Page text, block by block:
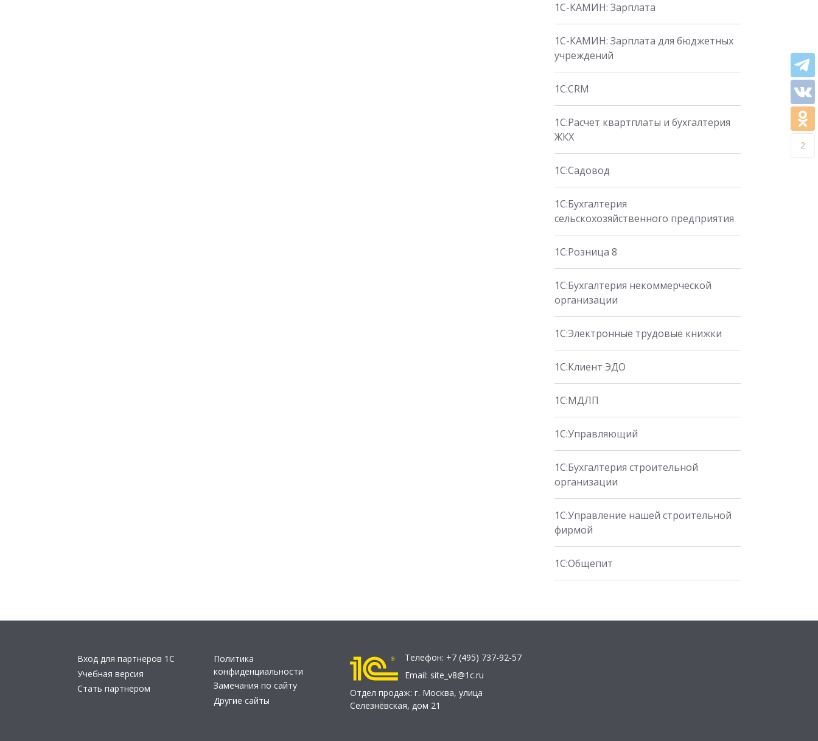
2
1С-КАМИН: Зарплата
1С-КАМИН: Зарплата для бюджетных
учреждений
1C:CRM
1С:Расчет квартплаты и бухгалтерия
ЖКХ
1С:Садовод
1С:Бухгалтерия
сельскохозяйственного предприятия
1С:Розница 8
1С:Бухгалтерия некоммерческой
организации
1С:Электронные трудовые книжки
1С:Клиент ЭДО
1С:МДЛП
1С:Управляющий
1С:Бухгалтерия строительной
организации
1С:Управление нашей строительной
фирмой
1С:Общепит
Вход для партнеров 1С
Учебная версия
Стать партнером
Политика
конфиденциальности
Замечания по сайту
Другие сайты
Телефон: +7 (495) 737-92-57
Email: site_v8@1c.ru
Отдел продаж: г. Москва, улица
Селезнёвская, дом 21